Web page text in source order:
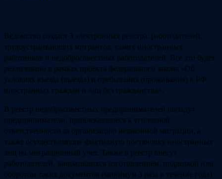
Ведомство создаст 3 электронных реестра: работодателей,
трудоустраивающих мигрантов, самих иностранных
работников и недобросовестных работодателей. Все это будет
реализовано в рамках проекта федерального закона «Об
условиях въезда (выезда) и пребывания (проживания) в РФ
иностранных граждан и лиц без гражданства».
В реестр недобросовестных предпринимателей попадут
предприниматели, привлекавшиеся к уголовной
ответственности за организацию незаконной миграции, а
также осуществлявшие фиктивную постановку иностранных
лиц на миграционный учет. Также в реестр внесут
работодателей, занимавшихся изготовлением, подделкой или
оборотом таких документов (минимум 3 раза в течение года)